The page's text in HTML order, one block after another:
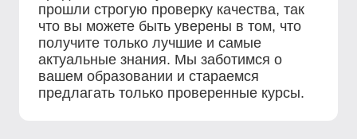
прошли строгую проверку качества, так
что вы можете быть уверены в том, что
получите только лучшие и самые
актуальные знания. Мы заботимся о
вашем образовании и стараемся
предлагать только проверенные курсы.